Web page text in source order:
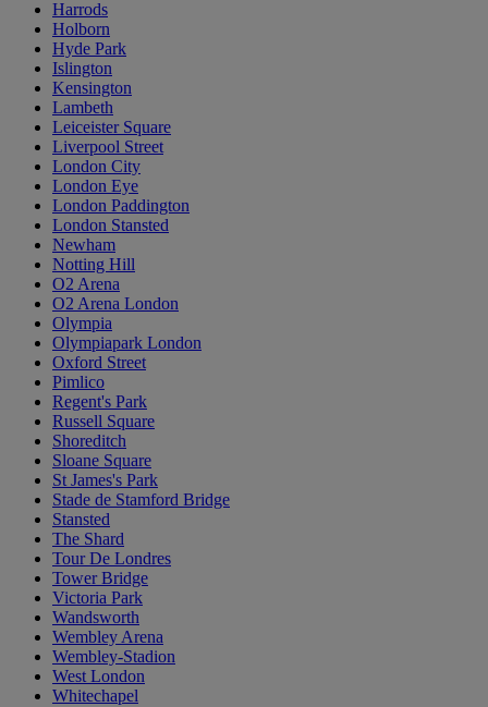
Harrods
Holborn
Hyde Park
Islington
Kensington
Lambeth
Leiceister Square
Liverpool Street
London City
London Eye
London Paddington
London Stansted
Newham
Notting Hill
O2 Arena
O2 Arena London
Olympia
Olympiapark London
Oxford Street
Pimlico
Regent's Park
Russell Square
Shoreditch
Sloane Square
St James's Park
Stade de Stamford Bridge
Stansted
The Shard
Tour De Londres
Tower Bridge
Victoria Park
Wandsworth
Wembley Arena
Wembley-Stadion
West London
Whitechapel